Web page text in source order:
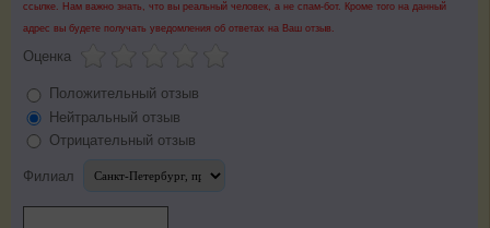
ссылке. Нам важно знать, что вы реальный человек, а не спам-бот. Кроме того на данный
адрес вы будете получать уведомления об ответах на Ваш отзыв.
Оценка
Положительный отзыв
Нейтральный отзыв
Отрицательный отзыв
Филиал